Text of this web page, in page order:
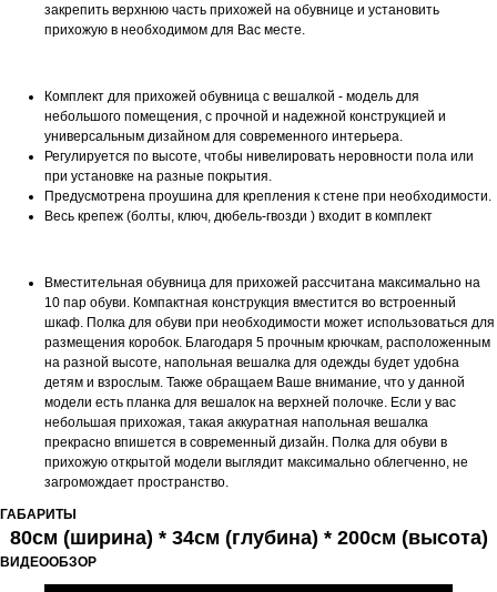
закрепить верхнюю часть прихожей на обувнице и установить
прихожую в необходимом для Вас месте.
Комплект для прихожей обувница с вешалкой - модель для
небольшого помещения, с прочной и надежной конструкцией и
универсальным дизайном для современного интерьера.
Регулируется по высоте, чтобы нивелировать неровности пола или
при установке на разные покрытия.
Предусмотрена проушина для крепления к стене при необходимости.
Весь крепеж (болты, ключ, дюбель-гвозди ) входит в комплект
Вместительная обувница для прихожей рассчитана максимально на
10 пар обуви. Компактная конструкция вместится во встроенный
шкаф. Полка для обуви при необходимости может использоваться для
размещения коробок. Благодаря 5 прочным крючкам, расположенным
на разной высоте, напольная вешалка для одежды будет удобна
детям и взрослым. Также обращаем Ваше внимание, что у данной
модели есть планка для вешалок на верхней полочке. Если у вас
небольшая прихожая, такая аккуратная напольная вешалка
прекрасно впишется в современный дизайн. Полка для обуви в
прихожую открытой модели выглядит максимально облегченно, не
загромождает пространство.
ГАБАРИТЫ
80см (ширина) * 34см (глубина) * 200см (высота)
ВИДЕООБЗОР